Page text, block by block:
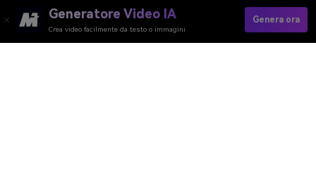
Generatore Video IA
Crea video facilmente da testo o immagini
Genera ora